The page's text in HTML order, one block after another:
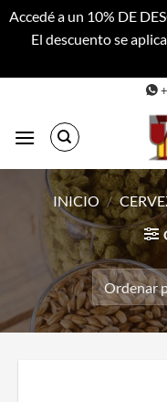
Accedé a un 10% DE
El descuento se
contenido
INICIO /